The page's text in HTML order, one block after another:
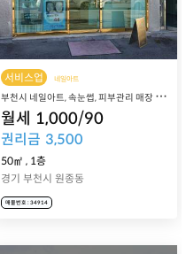
서비스업 네일아트
부
천시 네일아트, 속눈썹, 피부관리 매장 이쁨 매매 양도
월세 1,000/90
권리금 3,500
50㎡ , 1층
경기 부천시 원종동
매물번호 : 34914